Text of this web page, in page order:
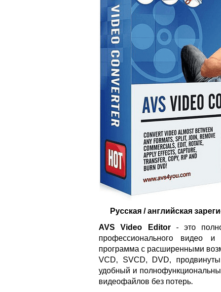
Русская / английская
AVS Video Editor- это
профессионального видео
программа с расширенными
VCD, SVCD, DVD,
удобный и
видеофайлов без потерь.